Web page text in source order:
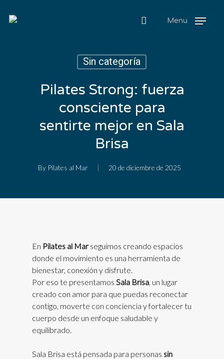
Menu
Sin categoría
Pilates Strong: fuerza
consciente para
sentirte mejor en Sala
Brisa
By Pilates al Mar 20 de diciembre de 2025
En Pilates al Marseguimos creando espacios
donde el movimiento es una herramienta de
bienestar, conexión y disfrute.
Por eso te presentamos Sala Brisa, un lugar
creado con amor para que puedas reconectar
contigo, moverte con conciencia y fortalecer tu
cuerpo desde un enfoque saludable y
equilibrado.
Sala Brisa está pensada para personas sin